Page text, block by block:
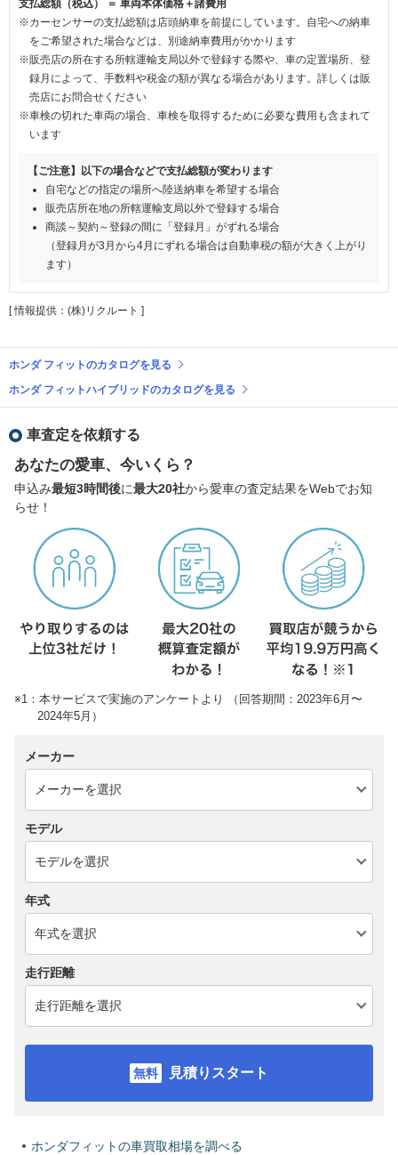
支払総額（税込） ＝ 車両本体価格＋諸費用
※カーセンサーの支払総額は店頭納車を前提にしています。自宅への納車
をご希望された場合などは、別途納車費用がかかります
※販売店の所在する所轄運輸支局以外で登録する際や、車の定置場所、登
録月によって、手数料や税金の額が異なる場合があります。詳しくは販
売店にお問合せください
※車検の切れた車両の場合、車検を取得するために必要な費用も含まれて
います
【ご注意】以下の場合などで支払総額が変わります
自宅などの指定の場所へ陸送納車を希望する場合
販売店所在地の所轄運輸支局以外で登録する場合
商談～契約～登録の間に「登録月」がずれる場合
（登録月が3月から4月にずれる場合は自動車税の額が大きく上がり
ます）
[ 情報提供：(株)リクルート ]
ホンダ フィットのカタログを見る
ホンダ フィットハイブリッドのカタログを見る
車査定を依頼する
あなたの愛車、今いくら？
申込み最短3時間後に最大20社から愛車の査定結果をWebでお知
らせ！
※1：本サービスで実施のアンケートより （回答期間：2023年6月〜
2024年5月）
メーカー
モデル
年式
走行距離
見積りスタート
ホンダフィットの車買取相場を調べる